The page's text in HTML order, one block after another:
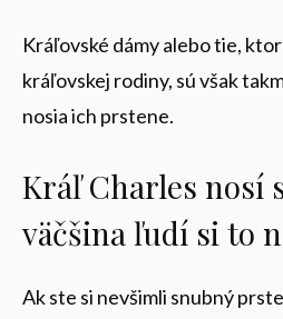
Kráľovské dámy alebo tie,
kráľovskej rodiny, sú však
nosia ich prstene.
Kráľ Charles nosí
väčšina ľudí si to
Ak ste si nevšimli snubný